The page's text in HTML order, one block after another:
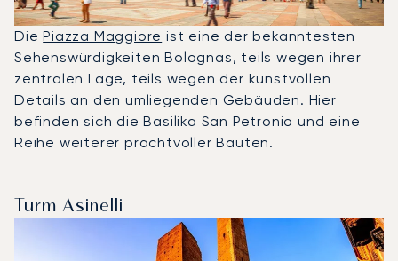
DiePiazza Maggiore ist eine der bekanntesten
Sehenswürdigkeiten Bolognas, teils wegen ihrer
zentralen Lage, teils wegen der kunstvollen
Details an den umliegenden Gebäuden. Hier
befinden sich die Basilika San Petronio und eine
Reihe weiterer prachtvoller Bauten.
Turm Asinelli